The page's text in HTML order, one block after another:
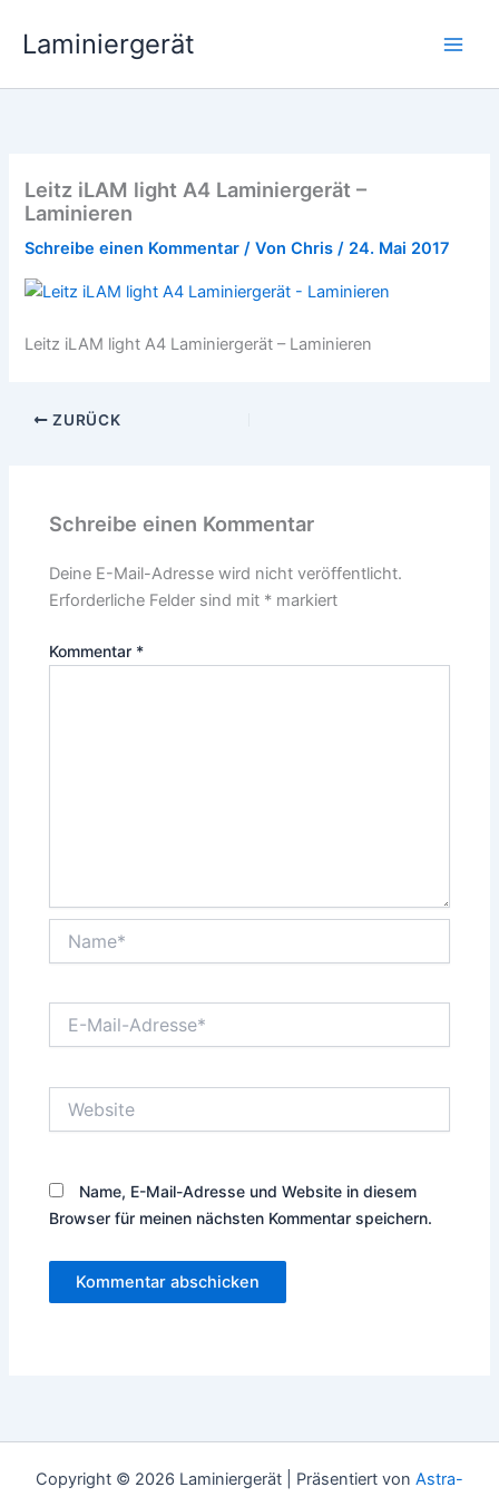
InhaltLaminiergerät
Leitz iLAM light A4 Laminiergerät –
Laminieren
Schreibe einen Kommentar / VonChris/ 24. Mai 2017
Leitz iLAM light A4 Laminiergerät – Laminieren
ZURÜCK
Schreibe einen Kommentar
Deine E-Mail-Adresse wird nicht veröffentlicht.
Erforderliche Felder sind mit * markiert
Kommentar *
Mail-
Name, E-Mail-Adresse und Website in diesem
Browser für meinen nächsten Kommentar speichern.
Copyright © 2026 Laminiergerät | Präsentiert von Astra-